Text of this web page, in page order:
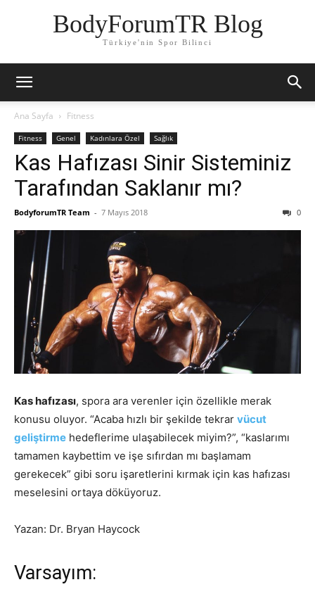
BodyForumTR Blog
Türkiye'nin Spor Bilinci
Ana Sayfa Fitness
Fitness Genel Kadınlara Özel Sağlık
Kas Hafızası Sinir Sisteminiz
Tarafından Saklanır mı?
BodyforumTR Team - 7 Mayıs 2018 0
Kas hafızası, spora ara verenler için özellikle merak
konusu oluyor. “Acaba hızlı bir şekilde tekrar vücut
geliştirme hedeflerime ulaşabilecek miyim?”, “kaslarımı
tamamen kaybettim ve işe sıfırdan mı başlamam
gerekecek” gibi soru işaretlerini kırmak için kas hafızası
meselesini ortaya döküyoruz.
Yazan: Dr. Bryan Haycock
Varsayım: